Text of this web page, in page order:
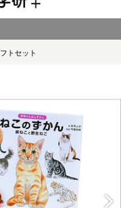
トセット